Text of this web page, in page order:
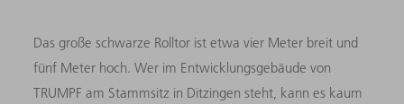
Das große schwarze Rolltor ist etwa vier Meter breit und
fünf Meter hoch. Wer im Entwicklungsgebäude von
TRUMPF am Stammsitz in Ditzingen steht, kann es kaum